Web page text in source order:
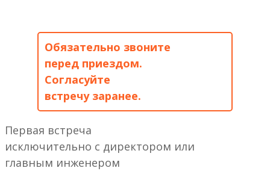
Обязательно звоните
перед приездом.
Согласуйте
встречу заранее.
Первая встреча
исключительно с директором или
главным инженером